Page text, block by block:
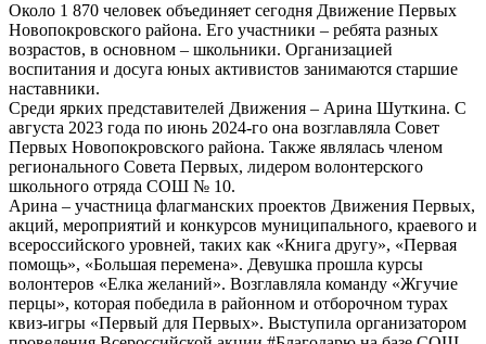
Около 1 870 человек объединяет сегодня Движение Первых
Новопокровского района. Его участники – ребята разных
возрастов, в основном – школьники. Организацией
воспитания и досуга юных активистов занимаются старшие
наставники.
Среди ярких представителей Движения – Арина Шуткина. С
августа 2023 года по июнь 2024-го она возглавляла Совет
Первых Новопокровского района. Также являлась членом
регионального Совета Первых, лидером волонтерского
школьного отряда СОШ № 10.
Арина – участница флагманских проектов Движения Первых,
акций, мероприятий и конкурсов муниципального, краевого и
всероссийского уровней, таких как «Книга другу», «Первая
помощь», «Большая перемена». Девушка прошла курсы
волонтеров «Елка желаний». Возглавляла команду «Жгучие
перцы», которая победила в районном и отборочном турах
квиз-игры «Первый для Первых». Выступила организатором